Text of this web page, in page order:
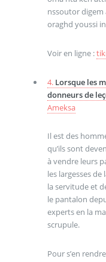
nssoutor
oraghd youssi
Voir en ligne :
4. Lorsque les
donneurs de
Ameksa
Il est des
qu’ils sont
à vendre leurs
les largesses
la servitude et
le pantalon
experts en la
scrupule.
Pour s’en